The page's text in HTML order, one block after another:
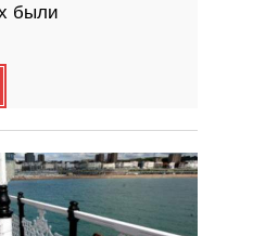
были